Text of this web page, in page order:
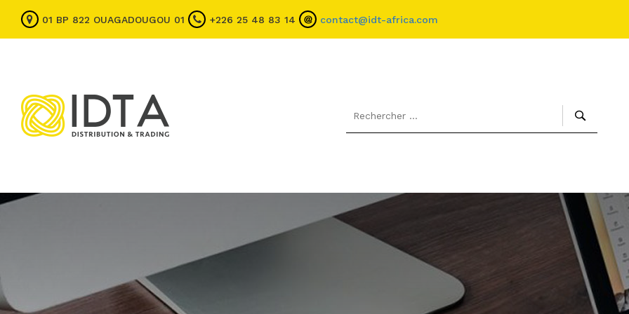
01 BP 822 OUAGADOUGOU 01 +226 25 48 83 14 contact@idt-africa.com